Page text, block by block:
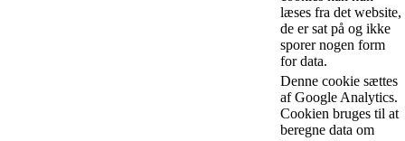
læses fra det website,
de er sat på og ikke
sporer nogen form
for data.
Denne cookie sættes
af Google Analytics.
Cookien bruges til at
beregne data om